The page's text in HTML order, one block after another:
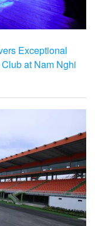
Exceptional
at Nam Nghi